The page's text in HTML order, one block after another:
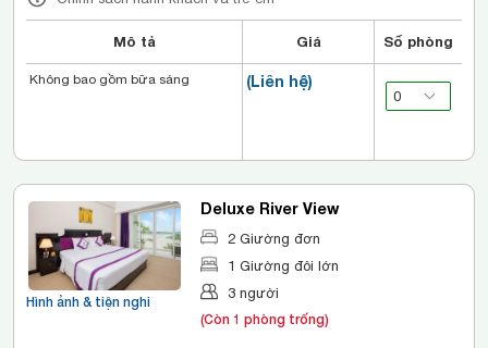
Mô tả Giá Số phòng
(Liên hệ)
Không bao gồm bữa sáng
Hình ảnh & tiện nghi
Deluxe River View
2 Giường đơn
1 Giường đôi lớn
3 người
(Còn 1 phòng trống)